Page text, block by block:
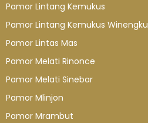
Pamor Lintang Kemukus
Pamor Lintang Kemukus Winengku
Pamor Lintas Mas
Pamor Melati Rinonce
Pamor Melati Sinebar
Pamor Mlinjon
Pamor Mrambut